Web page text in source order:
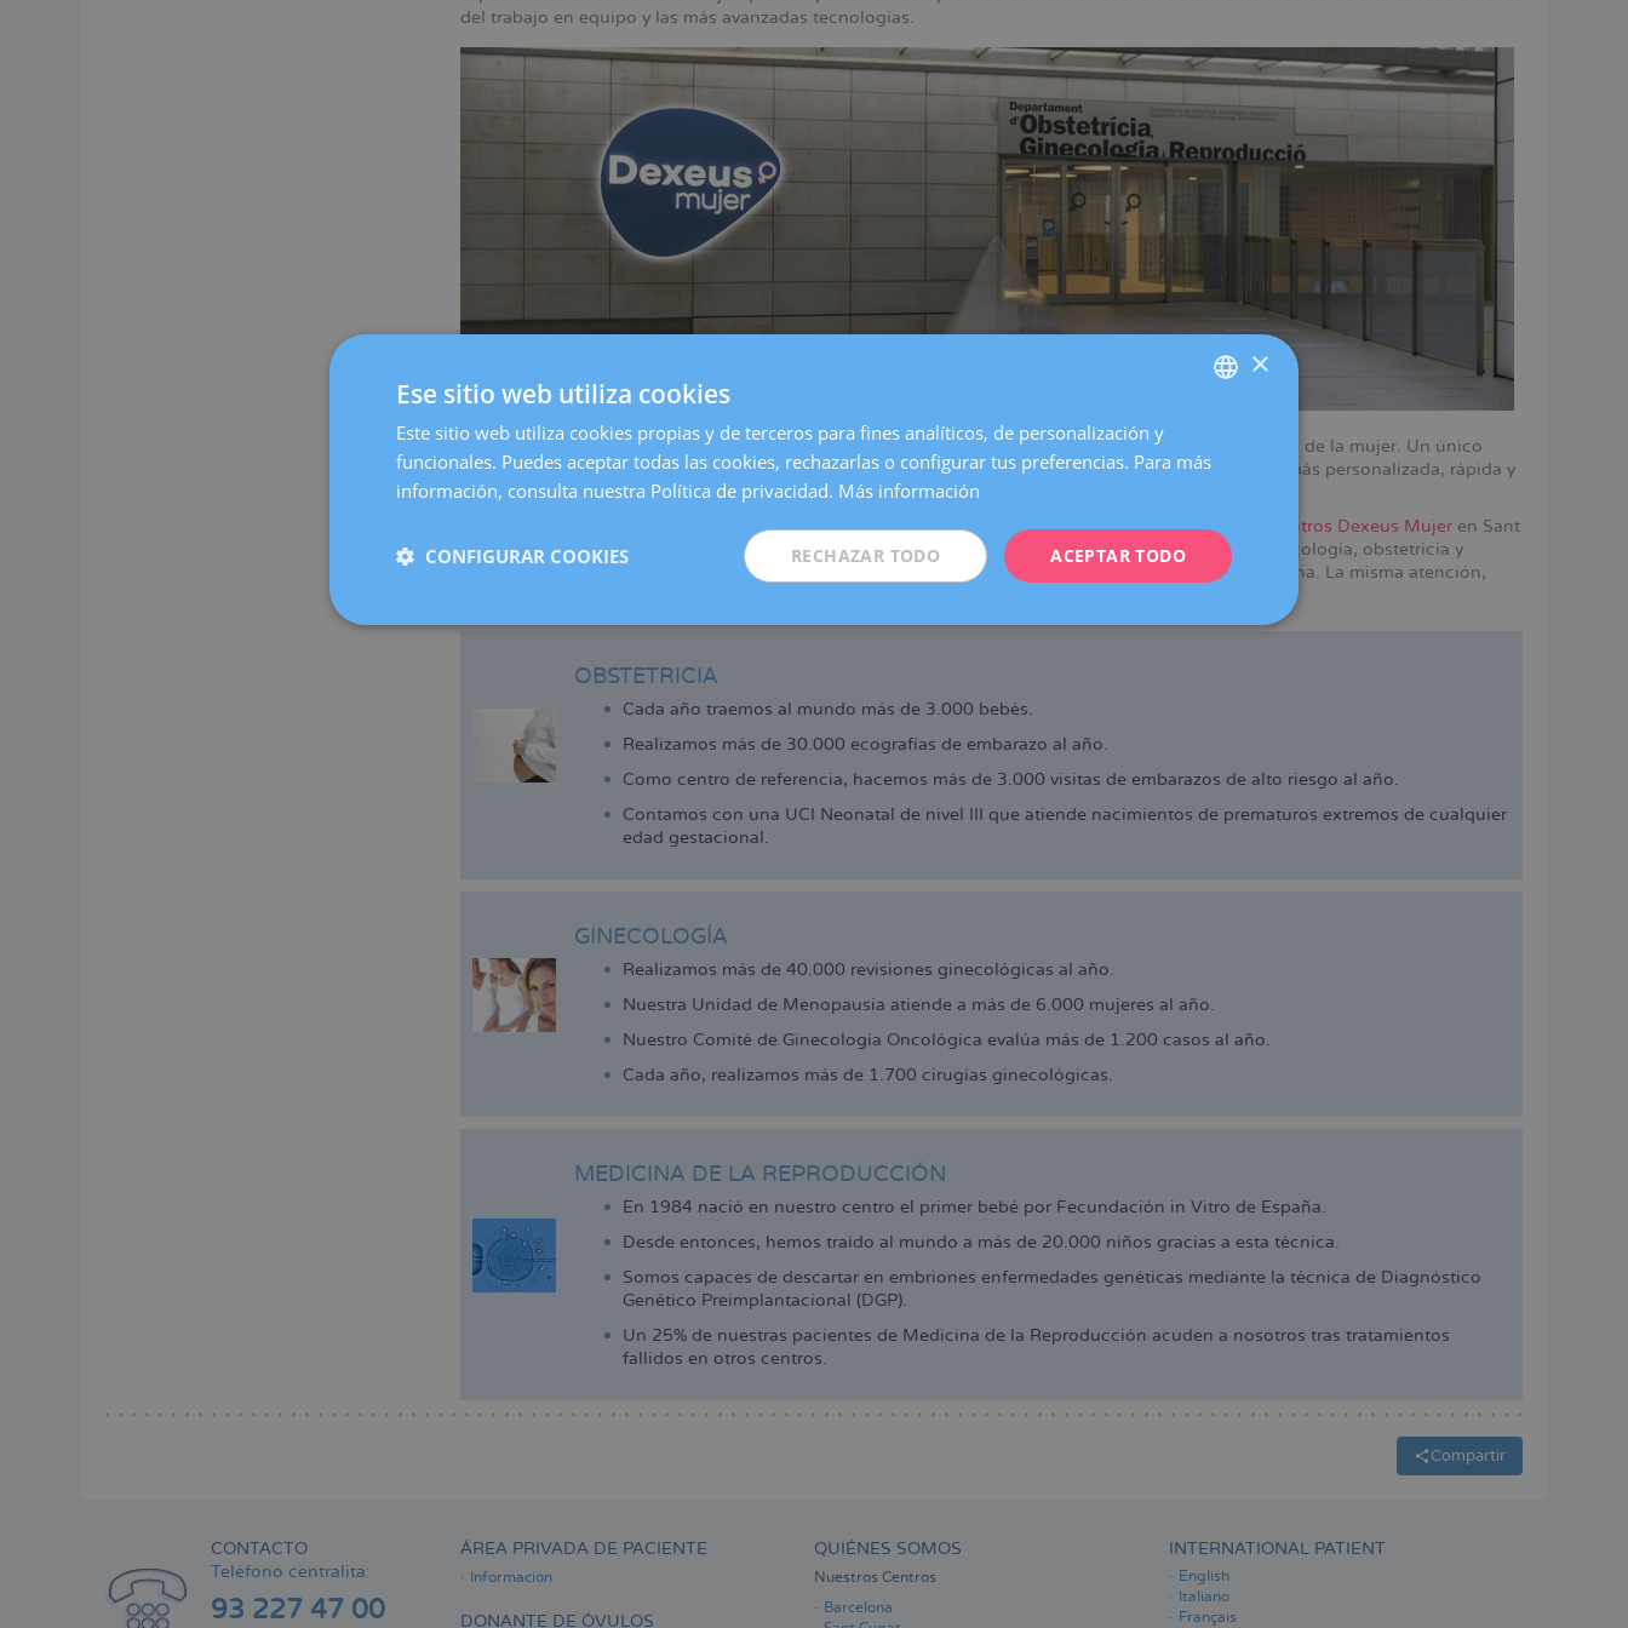
del trabajo en equipo y las más avanzadas tecnologías.
Nuestro centro deBarcelona , es una de las clínicas más grandes y especializadas de Europa en salud de la mujer. Un único
espacio con todos los servicios necesarios para atender cualquier necesidad y prestar una atención más personalizada, rápida y
cómoda.
En Dexeus Mujer queremos estar aún más cerca de nuestras pacientes. Por eso, además tenemos
centros Dexeus Mujeren Sant
Cugat, Sabadell, Manresa, Reus y Vic (centro colaborador), que ofrecen los mismos servicios en ginecología, obstetricia y
medicina de la reproducción que actualmente ya disfrutan las pacientes de Dexeus Mujer en Barcelona. La misma atención,
OBSTETRICIA
Cada año traemos al mundo más de 3.000 bebés.
Realizamos más de 30.000 ecografías de embarazo al año.
Como centro de referencia, hacemos más de 3.000 visitas de embarazos de alto riesgo al año.
Contamos con una UCI Neonatal de nivel III que atiende nacimientos de prematuros extremos de cualquier
edad gestacional.
GINECOLOGÍA
Realizamos más de 40.000 revisiones ginecológicas al año.
Nuestra Unidad de Menopausia atiende a más de 6.000 mujeres al año.
Nuestro Comité de Ginecología Oncológica evalúa más de 1.200 casos al año.
Cada año, realizamos más de 1.700 cirugías ginecológicas.
MEDICINA DE LA REPRODUCCIÓN
En 1984 nació en nuestro centro el primer bebé por Fecundación in Vitro de España.
Desde entonces, hemos traído al mundo a más de 20.000 niños gracias a esta técnica.
Somos capaces de descartar en embriones enfermedades genéticas mediante la técnica de Diagnóstico
Genético Preimplantacional (DGP).
Un 25% de nuestras pacientes de Medicina de la Reproducción acuden a nosotros tras tratamientos
fallidos en otros centros.
Compartir
CONTACTO
Teléfono centralita:
93 227 47 00
ÁREA PRIVADA DE PACIENTE
Información
DONANTE DE ÓVULOS
QUIÉNES SOMOS
Nuestros Centros
Barcelona
INTERNATIONAL PATIENT
English
Italiano
Français
CATALÀ
FRENCH
×
Ese sitio web utiliza cookies
Este sitio web utiliza cookies propias y de terceros para fines analíticos, de personalización y
funcionales. Puedes aceptar todas las cookies, rechazarlas o configurar tus preferencias. Para más
información, consulta nuestra Política de privacidad. Más información
ACEPTAR TODO
RECHAZAR TODO
CONFIGURAR COOKIES